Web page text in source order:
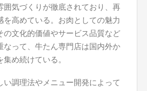
囲気づくりが徹底されており、再
を高めている。お肉としての魅力
の文化的価値やサービス品質など
なって、牛たん専門店は国内外か
集め続けている。
い調理法やメニュー開発によって